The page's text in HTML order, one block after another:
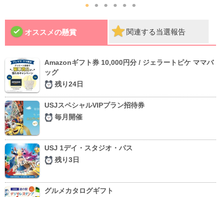
● ● ● ● ● ●
オススメの懸賞 関連する当選報告
Amazonギフト券 10,000円分 / ジェラートピケ ママバ
ッグ
残り24日
USJスペシャルVIPプラン招待券
毎月開催
USJ 1デイ・スタジオ・パス
残り3日
グルメカタログギフト